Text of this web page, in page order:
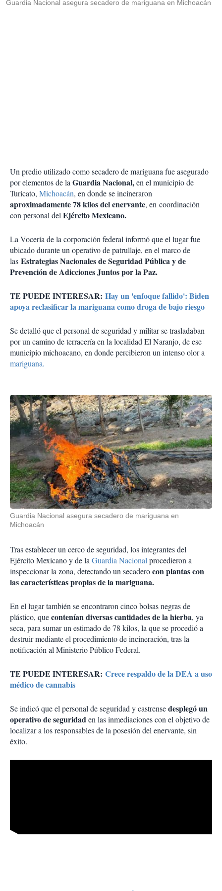
Guardia Nacional asegura secadero de mariguana en Michoacán
Un predio utilizado como secadero de mariguana fue asegurado
por elementos de laGuardia Nacional,en el municipio de
Turicato, Michoacán, en donde se incineraron
aproximadamente 78 kilos del enervante, en coordinación
con personal delEjército Mexicano.
La Vocería de la corporación federal informó que el lugar fue
ubicado durante un operativo de patrullaje, en el marco de
las Estrategias Nacionales de Seguridad Pública y de
Prevención de Adicciones Juntos por la Paz.
TE PUEDE INTERESAR: Hay un 'enfoque fallido': Biden
apoya reclasificar la mariguana como droga de bajo riesgo
Se detalló que el personal de seguridad y militar se trasladaban
por un camino de terracería en la localidad El Naranjo, de ese
municipio michoacano, en donde percibieron un intenso olor a
mariguana.
Guardia Nacional asegura secadero de mariguana en
Michoacán
Tras establecer un cerco de seguridad, los integrantes del
Ejército Mexicano y de laGuardia Nacionalprocedieron a
inspeccionar la zona, detectando un secaderocon plantas con
las características propias de la mariguana.
En el lugar también se encontraron cinco bolsas negras de
plástico, quecontenían diversas cantidades de la hierba, ya
seca, para sumar un estimado de 78 kilos, la que se procedió a
destruir mediante el procedimiento de incineración, tras la
notificación al Ministerio Público Federal.
TE PUEDE INTERESAR: Crece respaldo de la DEA a uso
médico de cannabis
Se indicó que el personal de seguridad y castrensedesplegó un
operativo de seguridaden las inmediaciones con el objetivo de
localizar a los responsables de la posesión del enervante, sin
éxito.